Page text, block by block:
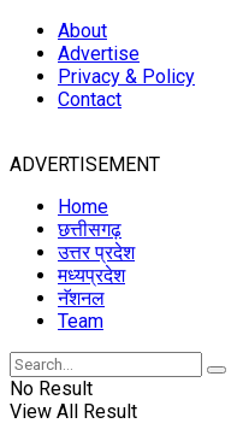
About
Advertise
Privacy & Policy
Contact
ADVERTISEMENT
Home
छत्तीसगढ़
उत्तर प्रदेश
मध्यप्रदेश
नॅशनल
Team
No Result
View All Result